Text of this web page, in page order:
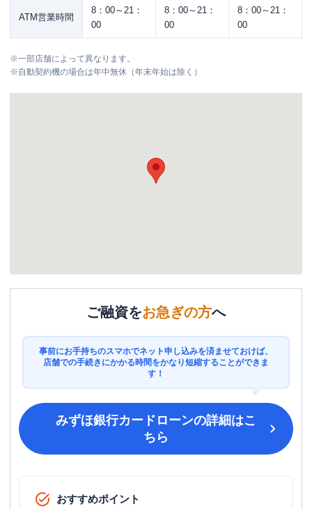
ATM営業時間
8：00～21：
00
8：00～21：
00
8：00～21：
00
※一部店舗によって異なります。
※自動契約機の場合は年中無休（年末年始は除く）
ご融資をお急ぎの方へ
事前にお手持ちのスマホでネット申し込みを済ませておけば、
店舗での手続きにかかる時間をかなり短縮することができま
す！
みずほ銀行カードローンの詳細はこ
ちら
おすすめポイント